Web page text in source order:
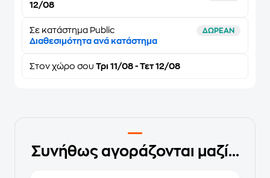
12/08
Σε κατάστημα Public ΔΩΡΕΑΝ
Διαθεσιμότητα ανά κατάστημα
Στον χώρο σου Τρι 11/08 - Τετ 12/08
Συνήθως αγοράζονται μαζί...